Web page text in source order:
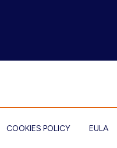
COOKIES POLICY EULA